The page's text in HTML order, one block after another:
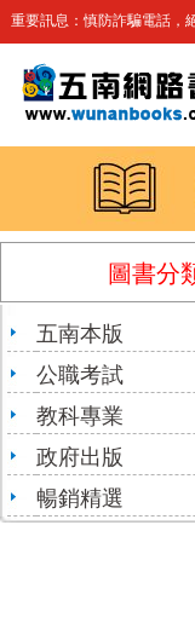
重要訊息：慎防詐騙電話，
圖書分
五南本版
公職考試
教科專業
政府出版
暢銷精選